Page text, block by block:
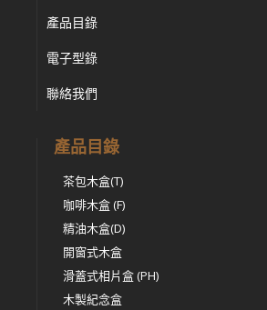
產品目錄
電子型錄
聯絡我們
產品目錄
茶包木盒(T)
咖啡木盒 (F)
精油木盒(D)
開窗式木盒
滑蓋式相片盒 (PH)
木製紀念盒